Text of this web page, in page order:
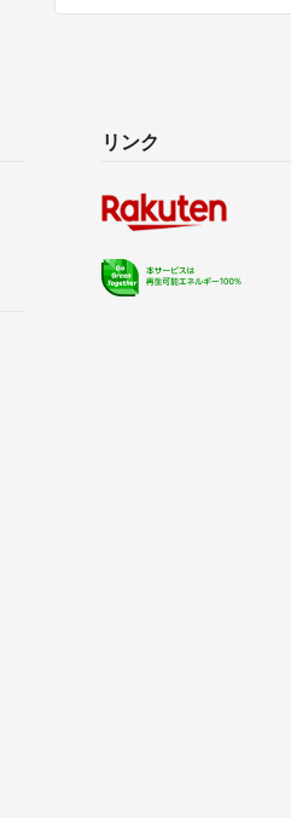
リンク